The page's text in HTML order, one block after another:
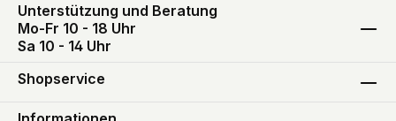
Unterstützung und Beratung
Mo-Fr 10 - 18 Uhr
Sa 10 - 14 Uhr
Shopservice